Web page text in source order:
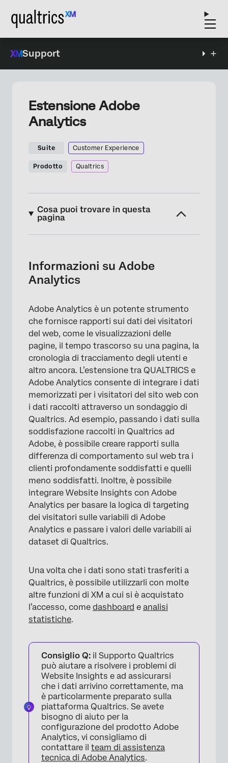
Support
Estensione Adobe
Analytics
Suite Customer Experience
Prodotto Qualtrics
Cosa puoi trovare in questa
pagina
Utilizzo delle variabili di Adobe Analytics
nella logica di destinazione dei visitatori
Qualtrics
Passaggio dei dati di Qualtrics ad Adobe
Analytics
Risoluzione dei problemi relativi al passaggio
dei dati di Qualtrics ad Adobe Analytics
Alcuni dati non appaiono in Adobe Analytics
Credenziali JWT tradizionali
Informazioni su Adobe
Analytics
Adobe Analytics è un potente strumento
che fornisce rapporti sui dati dei visitatori
del web, come le visualizzazioni delle
pagine, il tempo trascorso su una pagina, la
cronologia di tracciamento degli utenti e
altro ancora. L’estensione tra QUALTRICS e
Adobe Analytics consente di integrare i dati
memorizzati per i visitatori del sito web con
i dati raccolti attraverso un sondaggio di
Qualtrics. Ad esempio, passando i dati sulla
soddisfazione raccolti in Qualtrics ad
Adobe, è possibile creare rapporti sulla
differenza di comportamento sul web tra i
clienti profondamente soddisfatti e quelli
meno soddisfatti. Inoltre, è possibile
integrare Website Insights con Adobe
Analytics per basare la logica di targeting
dei visitatori sulle variabili di Adobe
Analytics e passare i valori delle variabili ai
dataset di Qualtrics.
Una volta che i dati sono stati trasferiti a
Qualtrics, è possibile utilizzarli con molte
altre funzioni di XM a cui si è acquistato
l’accesso, come dashboard e analisi
statistiche.
Consiglio Q: il Supporto Qualtrics
può aiutare a risolvere i problemi di
Website Insights e ad assicurarsi
che i dati arrivino correttamente, ma
è particolarmente preparato sulla
piattaforma Qualtrics. Se avete
bisogno di aiuto per la
configurazione del prodotto Adobe
Analytics, vi consigliamo di
contattare il team di assistenza
tecnica di Adobe Analytics.